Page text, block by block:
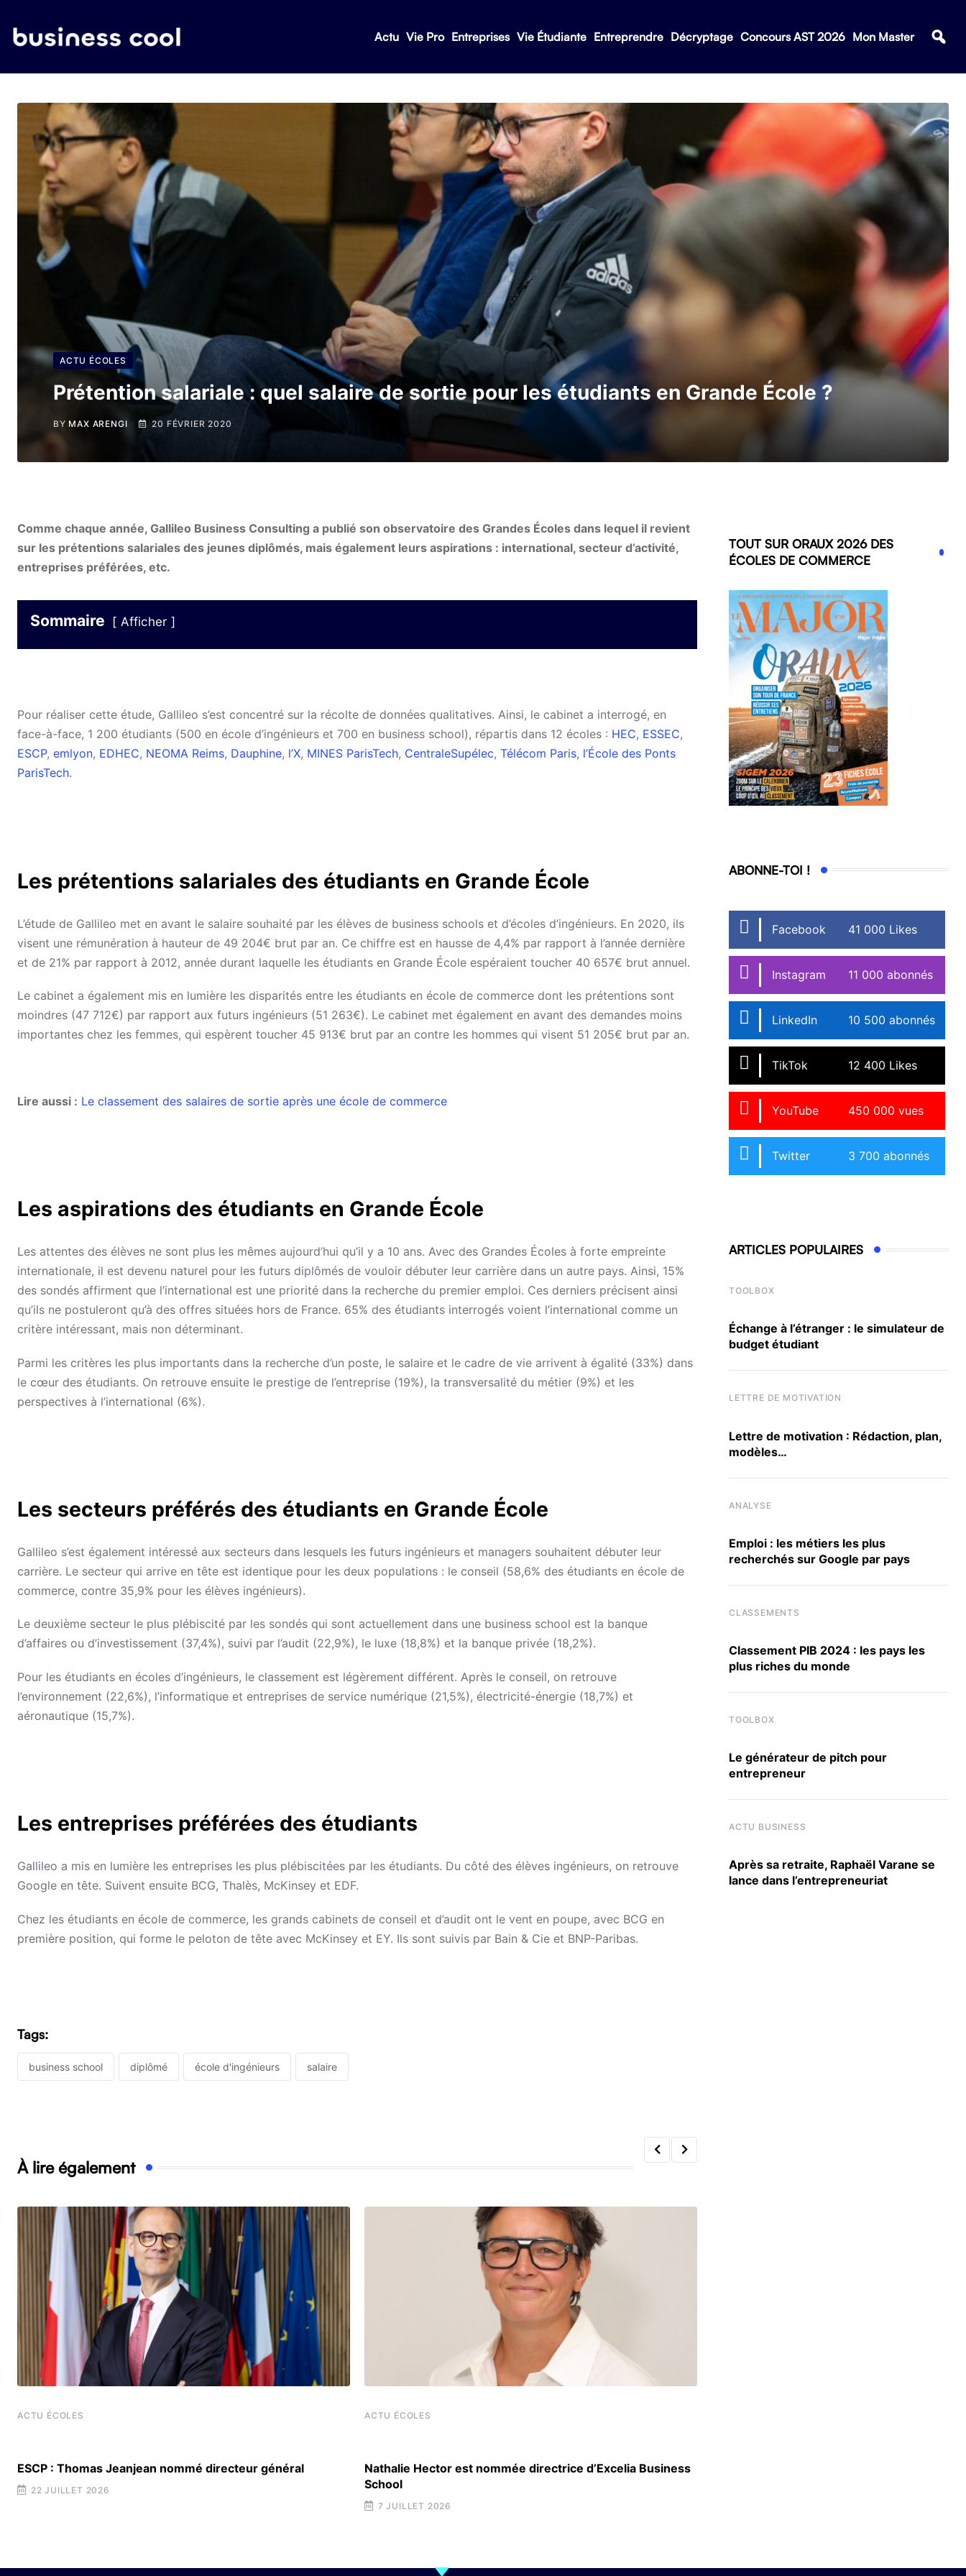
Actu Vie Pro Entreprises Vie Étudiante Entreprendre Décryptage Concours AST 2026 Mon Master
ACTU ÉCOLES
Prétention salariale : quel salaire de sortie pour les étudiants en Grande École ?
BY MAX ARENGI 20 FÉVRIER 2020
Comme chaque année, Gallileo Business Consulting a publié son observatoire des Grandes Écoles dans lequel il revient
sur les prétentions salariales des jeunes diplômés, mais également leurs aspirations : international, secteur d’activité,
entreprises préférées, etc.
Sommaire Afficher
Pour réaliser cette étude, Gallileo s’est concentré sur la récolte de données qualitatives. Ainsi, le cabinet a interrogé, en
face-à-face, 1 200 étudiants (500 en école d’ingénieurs et 700 en business school), répartis dans 12 écoles : HEC, ESSEC,
ESCP, emlyon, EDHEC, NEOMA Reims, Dauphine, l’X, MINES ParisTech, CentraleSupélec, Télécom Paris, l’École des Ponts
ParisTech.
Les prétentions salariales des étudiants en Grande École
L’étude de Gallileo met en avant le salaire souhaité par les élèves de business schools et d’écoles d’ingénieurs. En 2020, ils
visent une rémunération à hauteur de 49 204€ brut par an. Ce chiffre est en hausse de 4,4% par rapport à l’année dernière
et de 21% par rapport à 2012, année durant laquelle les étudiants en Grande École espéraient toucher 40 657€ brut annuel.
Le cabinet a également mis en lumière les disparités entre les étudiants en école de commerce dont les prétentions sont
moindres (47 712€) par rapport aux futurs ingénieurs (51 263€). Le cabinet met également en avant des demandes moins
importantes chez les femmes, qui espèrent toucher 45 913€ brut par an contre les hommes qui visent 51 205€ brut par an.
Lire aussi : Le classement des salaires de sortie après une école de commerce
Les aspirations des étudiants en Grande École
Les attentes des élèves ne sont plus les mêmes aujourd’hui qu’il y a 10 ans. Avec des Grandes Écoles à forte empreinte
internationale, il est devenu naturel pour les futurs diplômés de vouloir débuter leur carrière dans un autre pays. Ainsi, 15%
des sondés affirment que l’international est une priorité dans la recherche du premier emploi. Ces derniers précisent ainsi
qu’ils ne postuleront qu’à des offres situées hors de France. 65% des étudiants interrogés voient l’international comme un
critère intéressant, mais non déterminant.
Parmi les critères les plus importants dans la recherche d’un poste, le salaire et le cadre de vie arrivent à égalité (33%) dans
le cœur des étudiants. On retrouve ensuite le prestige de l’entreprise (19%), la transversalité du métier (9%) et les
perspectives à l’international (6%).
Les secteurs préférés des étudiants en Grande École
Gallileo s’est également intéressé aux secteurs dans lesquels les futurs ingénieurs et managers souhaitent débuter leur
carrière. Le secteur qui arrive en tête est identique pour les deux populations : le conseil (58,6% des étudiants en école de
commerce, contre 35,9% pour les élèves ingénieurs).
Le deuxième secteur le plus plébiscité par les sondés qui sont actuellement dans une business school est la banque
d’affaires ou d’investissement (37,4%), suivi par l’audit (22,9%), le luxe (18,8%) et la banque privée (18,2%).
Pour les étudiants en écoles d’ingénieurs, le classement est légèrement différent. Après le conseil, on retrouve
l’environnement (22,6%), l’informatique et entreprises de service numérique (21,5%), électricité-énergie (18,7%) et
aéronautique (15,7%).
Les entreprises préférées des étudiants
Gallileo a mis en lumière les entreprises les plus plébiscitées par les étudiants. Du côté des élèves ingénieurs, on retrouve
Google en tête. Suivent ensuite BCG, Thalès, McKinsey et EDF.
Chez les étudiants en école de commerce, les grands cabinets de conseil et d’audit ont le vent en poupe, avec BCG en
première position, qui forme le peloton de tête avec McKinsey et EY. Ils sont suivis par Bain & Cie et BNP-Paribas.
Tags:
business school diplômé école d'ingénieurs salaire
À lire également
ACTU ÉCOLES
ESCP : Thomas Jeanjean nommé directeur général
22 JUILLET 2026
ACTU ÉCOLES
Nathalie Hector est nommée directrice d’Excelia Business
School
7 JUILLET 2026
TOUT SUR ORAUX 2026 DES
ÉCOLES DE COMMERCE
ABONNE-TOI !
Facebook 41 000 Likes
Instagram 11 000 abonnés
LinkedIn 10 500 abonnés
TikTok 12 400 Likes
YouTube 450 000 vues
Twitter 3 700 abonnés
ARTICLES POPULAIRES
TOOLBOX
Échange à l’étranger : le simulateur de
budget étudiant
LETTRE DE MOTIVATION
Lettre de motivation : Rédaction, plan,
modèles…
ANALYSE
Emploi : les métiers les plus
recherchés sur Google par pays
CLASSEMENTS
Classement PIB 2024 : les pays les
plus riches du monde
TOOLBOX
Le générateur de pitch pour
entrepreneur
ACTU BUSINESS
Après sa retraite, Raphaël Varane se
lance dans l’entrepreneuriat